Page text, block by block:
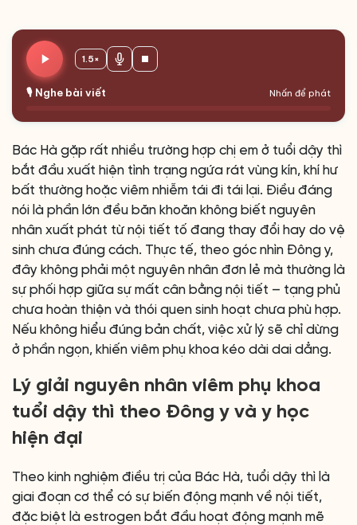
🎙️ Nghe bài viết Nhấn để phát
1.5×
Bác Hà gặp rất nhiều trường hợp chị em ở tuổi dậy thì
bắt đầu xuất hiện tình trạng ngứa rát vùng kín, khí hư
bất thường hoặc viêm nhiễm tái đi tái lại. Điều đáng
nói là phần lớn đều băn khoăn không biết nguyên
nhân xuất phát từ nội tiết tố đang thay đổi hay do vệ
sinh chưa đúng cách. Thực tế, theo góc nhìn Đông y,
đây không phải một nguyên nhân đơn lẻ mà thường là
sự phối hợp giữa sự mất cân bằng nội tiết – tạng phủ
chưa hoàn thiện và thói quen sinh hoạt chưa phù hợp.
Nếu không hiểu đúng bản chất, việc xử lý sẽ chỉ dừng
ở phần ngọn, khiến viêm phụ khoa kéo dài dai dẳng.
Lý giải nguyên nhân viêm phụ khoa
tuổi dậy thì theo Đông y và y học
hiện đại
Theo kinh nghiệm điều trị của Bác Hà, tuổi dậy thì là
giai đoạn cơ thể có sự biến động mạnh về nội tiết,
đặc biệt là estrogen bắt đầu hoạt động mạnh mẽ